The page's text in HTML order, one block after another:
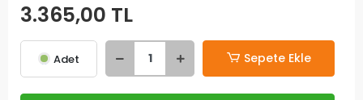
3.365,00 TL
Adet Sepete Ekle